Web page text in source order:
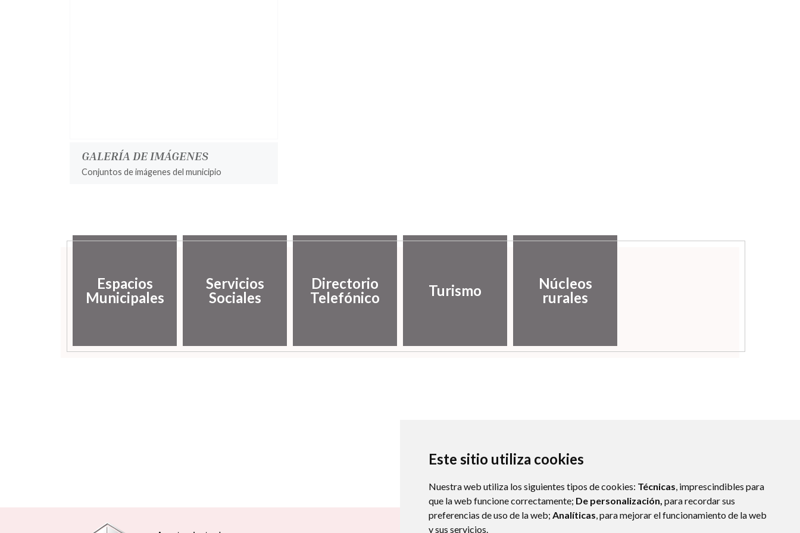
Este sitio utiliza cookies
Nuestra web utiliza los siguientes tipos de cookies: Técnicas, imprescindibles para
que la web funcione correctamente; De personalización, para recordar sus
preferencias de uso de la web; Analíticas, para mejorar el funcionamiento de la web
y sus servicios.
GALERÍA DE IMÁGENES
Conjuntos de imágenes del municipio
Espacios
Municipales
Servicios
Sociales
Directorio
Telefónico
Turismo
Núcleos
rurales